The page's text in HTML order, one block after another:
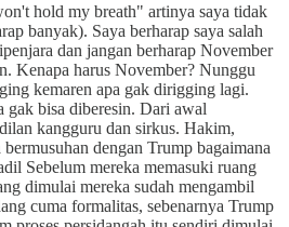
hold my breath" artinya saya tidak
banyak). Saya berharap saya salah
dan jangan berharap November
Kenapa harus November? Nunggu
kemaren apa gak dirigging lagi.
gak bisa diberesin. Dari awal
kangguru dan sirkus. Hakim,
dengan Trump bagaimana
Sebelum mereka memasuki ruang
dimulai mereka sudah mengambil
cuma formalitas, sebenarnya Trump